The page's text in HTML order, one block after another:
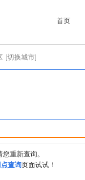
首页
[切换城市]
重新查询。
查询页面试试！